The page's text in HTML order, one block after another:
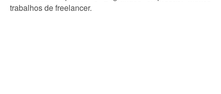
trabalhos de freelancer.